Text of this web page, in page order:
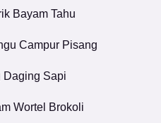
Bayam Tahu
Campur Pisang
Daging Sapi
Wortel Brokoli